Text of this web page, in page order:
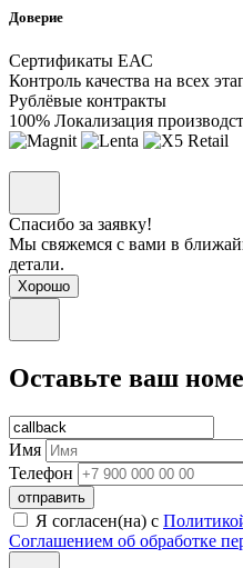
Доверие
Сертификаты ЕАС
Контроль качества на всех
Рублёвые контракты
100% Локализация
Спасибо за заявку!
Мы свяжемся с вами в
детали.
Хорошо
Оставьте ваш
Имя
Телефон
отправить
Я согласен(на) с
Соглашением об обработке